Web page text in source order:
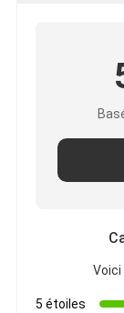
5 étoiles